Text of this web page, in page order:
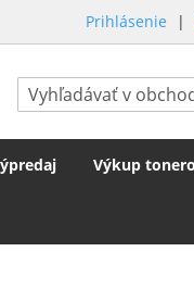
Prihlásenie
Hľadať
Výkup